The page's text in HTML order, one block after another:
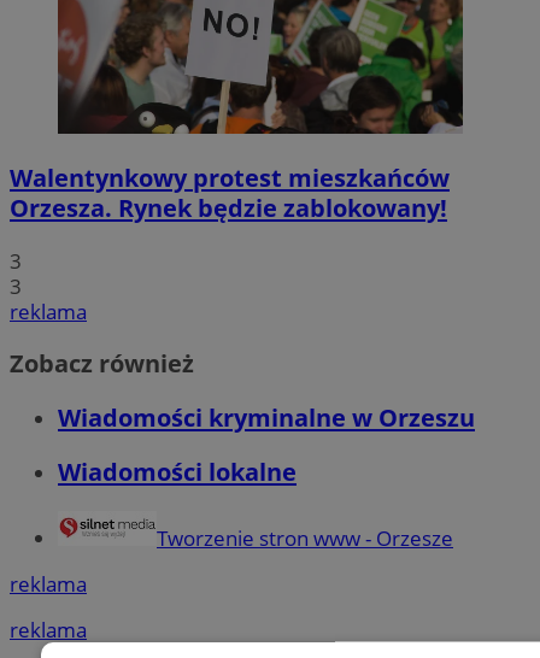
Walentynkowy protest mieszkańców
Orzesza. Rynek będzie zablokowany!
3
3
reklama
Zobacz również
Wiadomości kryminalne w Orzeszu
Wiadomości lokalne
Tworzenie stron www - Orzesze
reklama
reklama